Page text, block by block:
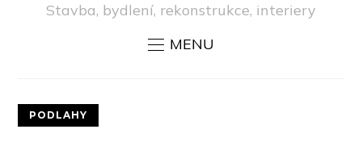
Stavba, bydlení, rekonstrukce, interiery
MENU
PODLAHY